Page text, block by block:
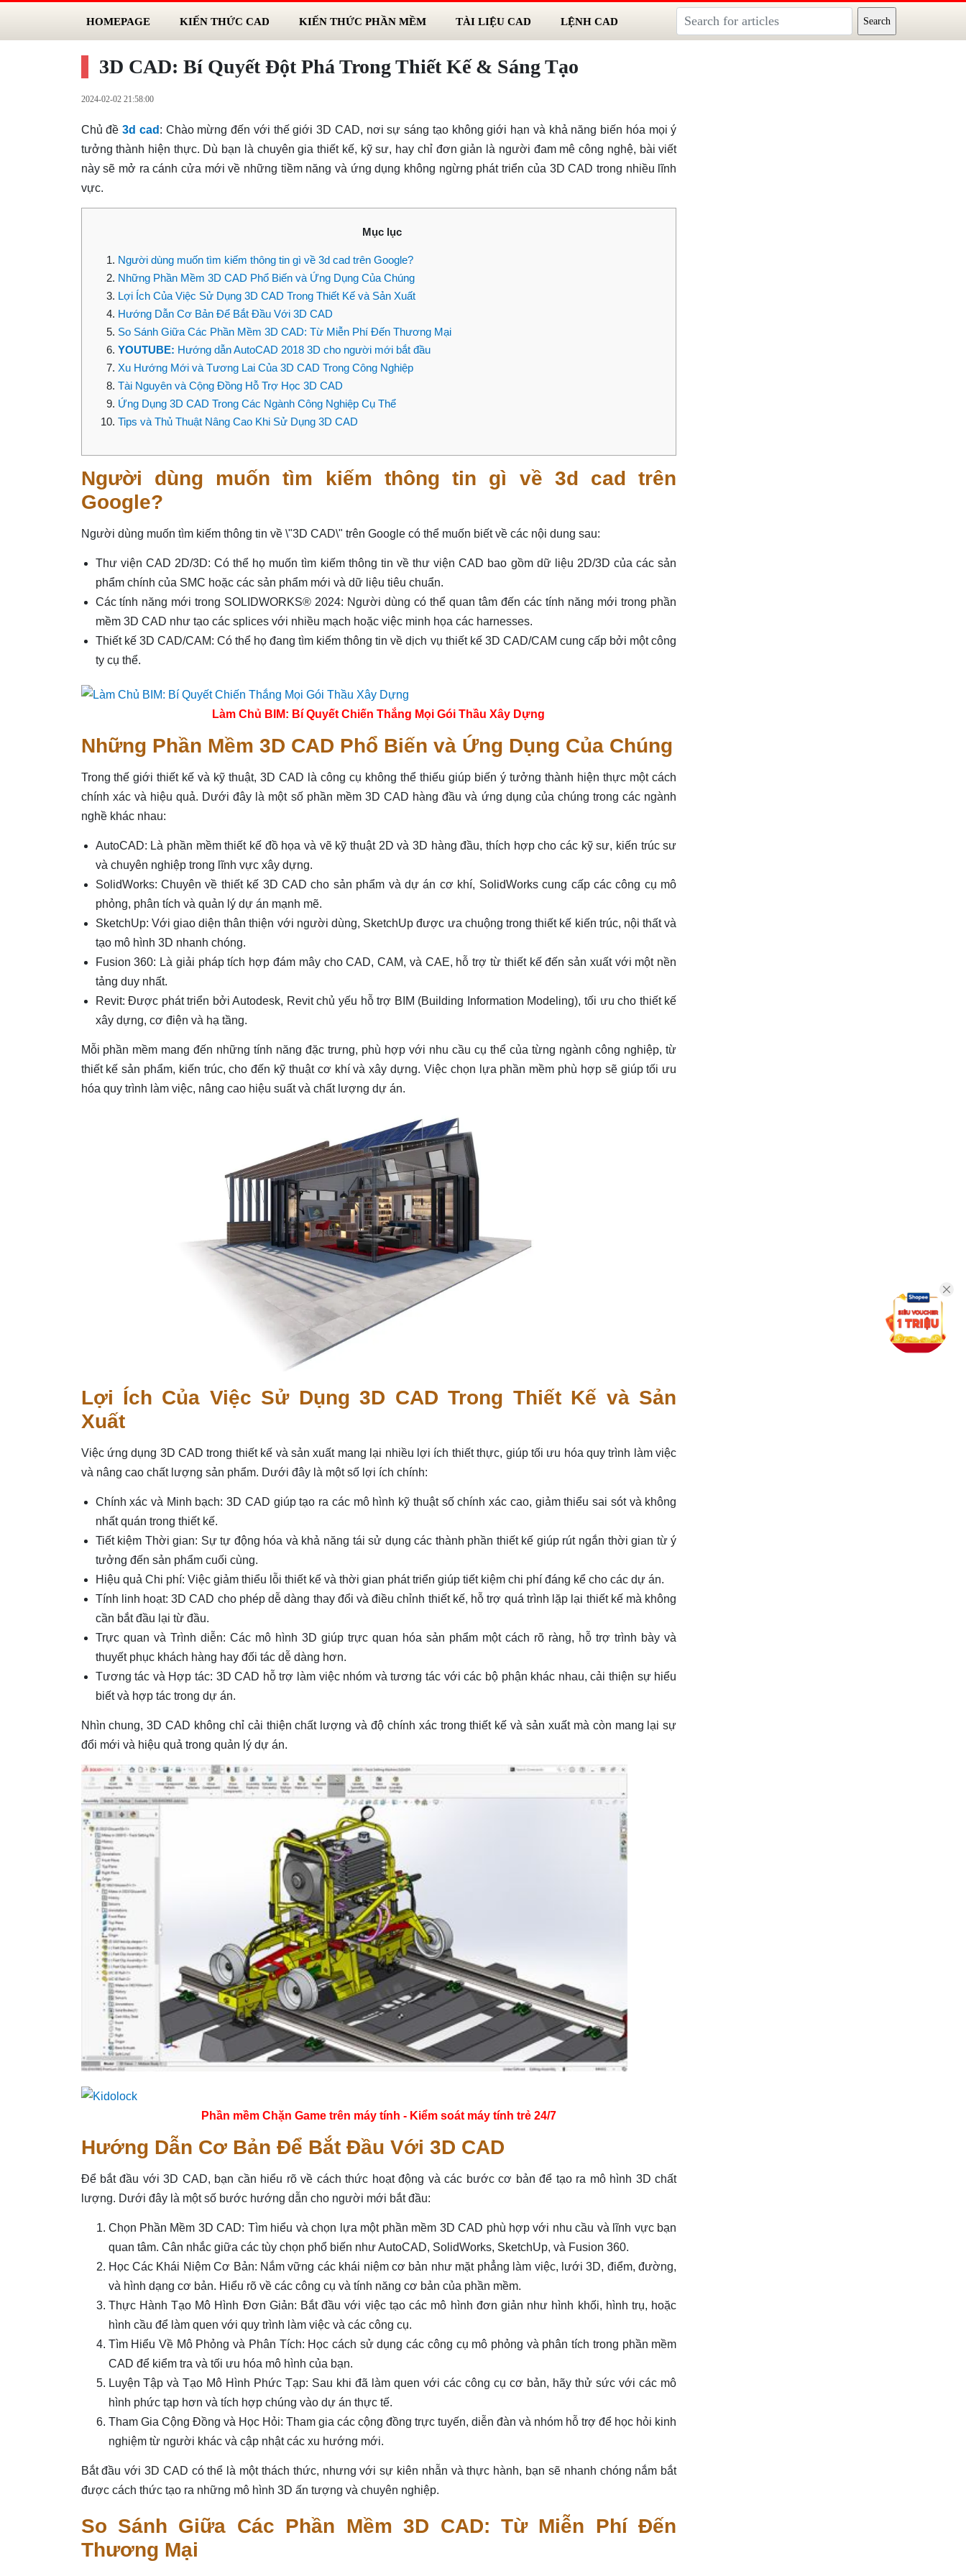
HOMEPAGE KIẾN THỨC CAD KIẾN THỨC PHẦN MỀM TÀI LIỆU CAD LỆNH CAD
3D CAD: Bí Quyết Đột Phá Trong Thiết Kế & Sáng Tạo
2024-02-02 21:58:00
Chủ đề 3d cad : Chào mừng đến với thế giới 3D CAD, nơi sự sáng tạo không giới hạn và khả năng biến hóa mọi ý
tưởng thành hiện thực. Dù bạn là chuyên gia thiết kế, kỹ sư, hay chỉ đơn giản là người đam mê công nghệ, bài viết
này sẽ mở ra cánh cửa mới về những tiềm năng và ứng dụng không ngừng phát triển của 3D CAD trong nhiều lĩnh
vực.
Mục lục
Người dùng muốn tìm kiếm thông tin gì về 3d cad trên Google?
Những Phần Mềm 3D CAD Phổ Biến và Ứng Dụng Của Chúng
Lợi Ích Của Việc Sử Dụng 3D CAD Trong Thiết Kế và Sản Xuất
Hướng Dẫn Cơ Bản Để Bắt Đầu Với 3D CAD
So Sánh Giữa Các Phần Mềm 3D CAD: Từ Miễn Phí Đến Thương Mại
YOUTUBE: Hướng dẫn AutoCAD 2018 3D cho người mới bắt đầu
Xu Hướng Mới và Tương Lai Của 3D CAD Trong Công Nghiệp
Tài Nguyên và Cộng Đồng Hỗ Trợ Học 3D CAD
Ứng Dụng 3D CAD Trong Các Ngành Công Nghiệp Cụ Thể
Tips và Thủ Thuật Nâng Cao Khi Sử Dụng 3D CAD
Người dùng muốn tìm kiếm thông tin gì về 3d cad trên
Google?
Người dùng muốn tìm kiếm thông tin về \"3D CAD\" trên Google có thể muốn biết về các nội dung sau:
Thư viện CAD 2D/3D: Có thể họ muốn tìm kiếm thông tin về thư viện CAD bao gồm dữ liệu 2D/3D của các sản
phẩm chính của SMC hoặc các sản phẩm mới và dữ liệu tiêu chuẩn.
Các tính năng mới trong SOLIDWORKS® 2024: Người dùng có thể quan tâm đến các tính năng mới trong phần
mềm 3D CAD như tạo các splices với nhiều mạch hoặc việc minh họa các harnesses.
Thiết kế 3D CAD/CAM: Có thể họ đang tìm kiếm thông tin về dịch vụ thiết kế 3D CAD/CAM cung cấp bởi một công
ty cụ thể.
Làm Chủ BIM: Bí Quyết Chiến Thắng Mọi Gói Thầu Xây Dựng
Những Phần Mềm 3D CAD Phổ Biến và Ứng Dụng Của Chúng
Trong thế giới thiết kế và kỹ thuật, 3D CAD là công cụ không thể thiếu giúp biến ý tưởng thành hiện thực một cách
chính xác và hiệu quả. Dưới đây là một số phần mềm 3D CAD hàng đầu và ứng dụng của chúng trong các ngành
nghề khác nhau:
AutoCAD: Là phần mềm thiết kế đồ họa và vẽ kỹ thuật 2D và 3D hàng đầu, thích hợp cho các kỹ sư, kiến trúc sư
và chuyên nghiệp trong lĩnh vực xây dựng.
SolidWorks: Chuyên về thiết kế 3D CAD cho sản phẩm và dự án cơ khí, SolidWorks cung cấp các công cụ mô
phỏng, phân tích và quản lý dự án mạnh mẽ.
SketchUp: Với giao diện thân thiện với người dùng, SketchUp được ưa chuộng trong thiết kế kiến trúc, nội thất và
tạo mô hình 3D nhanh chóng.
Fusion 360: Là giải pháp tích hợp đám mây cho CAD, CAM, và CAE, hỗ trợ từ thiết kế đến sản xuất với một nền
tảng duy nhất.
Revit: Được phát triển bởi Autodesk, Revit chủ yếu hỗ trợ BIM (Building Information Modeling), tối ưu cho thiết kế
xây dựng, cơ điện và hạ tầng.
Mỗi phần mềm mang đến những tính năng đặc trưng, phù hợp với nhu cầu cụ thể của từng ngành công nghiệp, từ
thiết kế sản phẩm, kiến trúc, cho đến kỹ thuật cơ khí và xây dựng. Việc chọn lựa phần mềm phù hợp sẽ giúp tối ưu
hóa quy trình làm việc, nâng cao hiệu suất và chất lượng dự án.
Lợi Ích Của Việc Sử Dụng 3D CAD Trong Thiết Kế và Sản
Xuất
Việc ứng dụng 3D CAD trong thiết kế và sản xuất mang lại nhiều lợi ích thiết thực, giúp tối ưu hóa quy trình làm việc
và nâng cao chất lượng sản phẩm. Dưới đây là một số lợi ích chính:
Chính xác và Minh bạch: 3D CAD giúp tạo ra các mô hình kỹ thuật số chính xác cao, giảm thiểu sai sót và không
nhất quán trong thiết kế.
Tiết kiệm Thời gian: Sự tự động hóa và khả năng tái sử dụng các thành phần thiết kế giúp rút ngắn thời gian từ ý
tưởng đến sản phẩm cuối cùng.
Hiệu quả Chi phí: Việc giảm thiểu lỗi thiết kế và thời gian phát triển giúp tiết kiệm chi phí đáng kể cho các dự án.
Tính linh hoạt: 3D CAD cho phép dễ dàng thay đổi và điều chỉnh thiết kế, hỗ trợ quá trình lặp lại thiết kế mà không
cần bắt đầu lại từ đầu.
Trực quan và Trình diễn: Các mô hình 3D giúp trực quan hóa sản phẩm một cách rõ ràng, hỗ trợ trình bày và
thuyết phục khách hàng hay đối tác dễ dàng hơn.
Tương tác và Hợp tác: 3D CAD hỗ trợ làm việc nhóm và tương tác với các bộ phận khác nhau, cải thiện sự hiểu
biết và hợp tác trong dự án.
Nhìn chung, 3D CAD không chỉ cải thiện chất lượng và độ chính xác trong thiết kế và sản xuất mà còn mang lại sự
đổi mới và hiệu quả trong quản lý dự án.
Phần mềm Chặn Game trên máy tính - Kiểm soát máy tính trẻ 24/7
Hướng Dẫn Cơ Bản Để Bắt Đầu Với 3D CAD
Để bắt đầu với 3D CAD, bạn cần hiểu rõ về cách thức hoạt động và các bước cơ bản để tạo ra mô hình 3D chất
lượng. Dưới đây là một số bước hướng dẫn cho người mới bắt đầu:
Chọn Phần Mềm 3D CAD: Tìm hiểu và chọn lựa một phần mềm 3D CAD phù hợp với nhu cầu và lĩnh vực bạn
quan tâm. Cân nhắc giữa các tùy chọn phổ biến như AutoCAD, SolidWorks, SketchUp, và Fusion 360.
Học Các Khái Niệm Cơ Bản: Nắm vững các khái niệm cơ bản như mặt phẳng làm việc, lưới 3D, điểm, đường,
và hình dạng cơ bản. Hiểu rõ về các công cụ và tính năng cơ bản của phần mềm.
Thực Hành Tạo Mô Hình Đơn Giản: Bắt đầu với việc tạo các mô hình đơn giản như hình khối, hình trụ, hoặc
hình cầu để làm quen với quy trình làm việc và các công cụ.
Tìm Hiểu Về Mô Phỏng và Phân Tích: Học cách sử dụng các công cụ mô phỏng và phân tích trong phần mềm
CAD để kiểm tra và tối ưu hóa mô hình của bạn.
Luyện Tập và Tạo Mô Hình Phức Tạp: Sau khi đã làm quen với các công cụ cơ bản, hãy thử sức với các mô
hình phức tạp hơn và tích hợp chúng vào dự án thực tế.
Tham Gia Cộng Đồng và Học Hỏi: Tham gia các cộng đồng trực tuyến, diễn đàn và nhóm hỗ trợ để học hỏi kinh
nghiệm từ người khác và cập nhật các xu hướng mới.
Bắt đầu với 3D CAD có thể là một thách thức, nhưng với sự kiên nhẫn và thực hành, bạn sẽ nhanh chóng nắm bắt
được cách thức tạo ra những mô hình 3D ấn tượng và chuyên nghiệp.
So Sánh Giữa Các Phần Mềm 3D CAD: Từ Miễn Phí Đến
Thương Mại